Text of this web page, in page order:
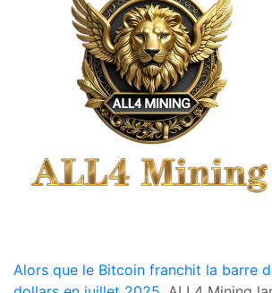
Alors que le Bitcoin franchit la barre